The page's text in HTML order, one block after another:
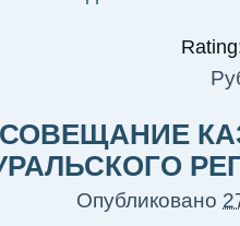
СОВЕЩАНИЕ
Опубликовано